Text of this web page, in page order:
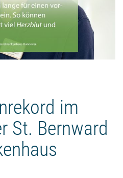
im
St. Bernward